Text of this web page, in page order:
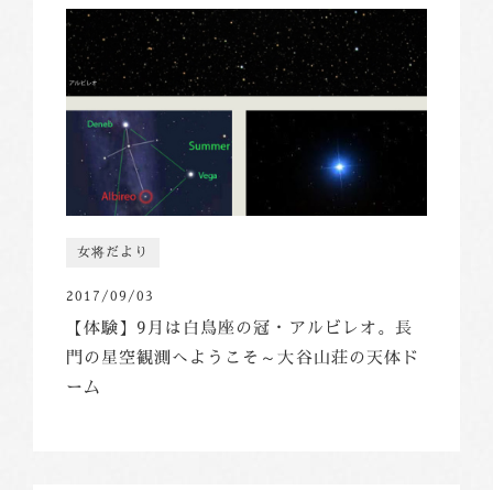
女将だより
2017/09/03
【体験】9月は白鳥座の冠・アルビレオ。長
門の星空観測へようこそ～大谷山荘の天体ド
ーム